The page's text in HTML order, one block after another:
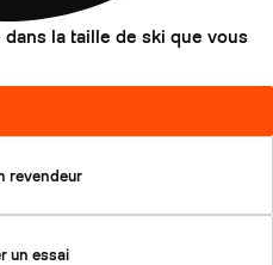
la taille de ski que vous
revendeur
un essai